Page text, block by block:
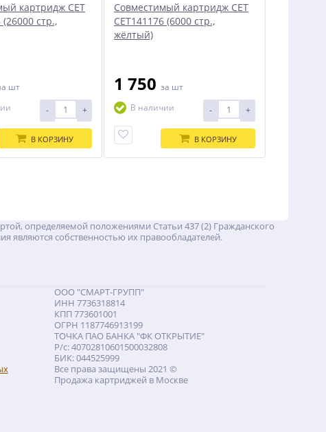
картридж CET
(26000 стр.,
шт
- +
В КОРЗИНУ
Совместимый картридж CET
CET141176 (6000 стр.,
жёлтый)
1 750 за шт
В наличии
- +
В КОРЗИНУ
определяемой положениями Статьи 437 (2) Гражданского
являются собственностью их правообладателей.
ООО "СМАРТ-ГРУПП"
ИНН 7736318814
КПП 773601001
ОГРН 1187746913199
ТОЧКА ПАО БАНКА "ФК ОТКРЫТИЕ"
Р/с: 40702810601500032808
БИК: 044525999
Все права защищены 2021 ©
Продажа картриджей в Москве